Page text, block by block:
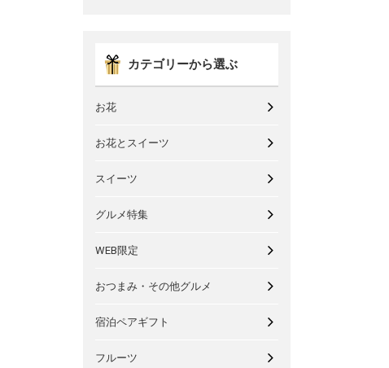
カテゴリーから選ぶ
お花
お花とスイーツ
スイーツ
グルメ特集
WEB限定
おつまみ・その他グルメ
宿泊ペアギフト
フルーツ